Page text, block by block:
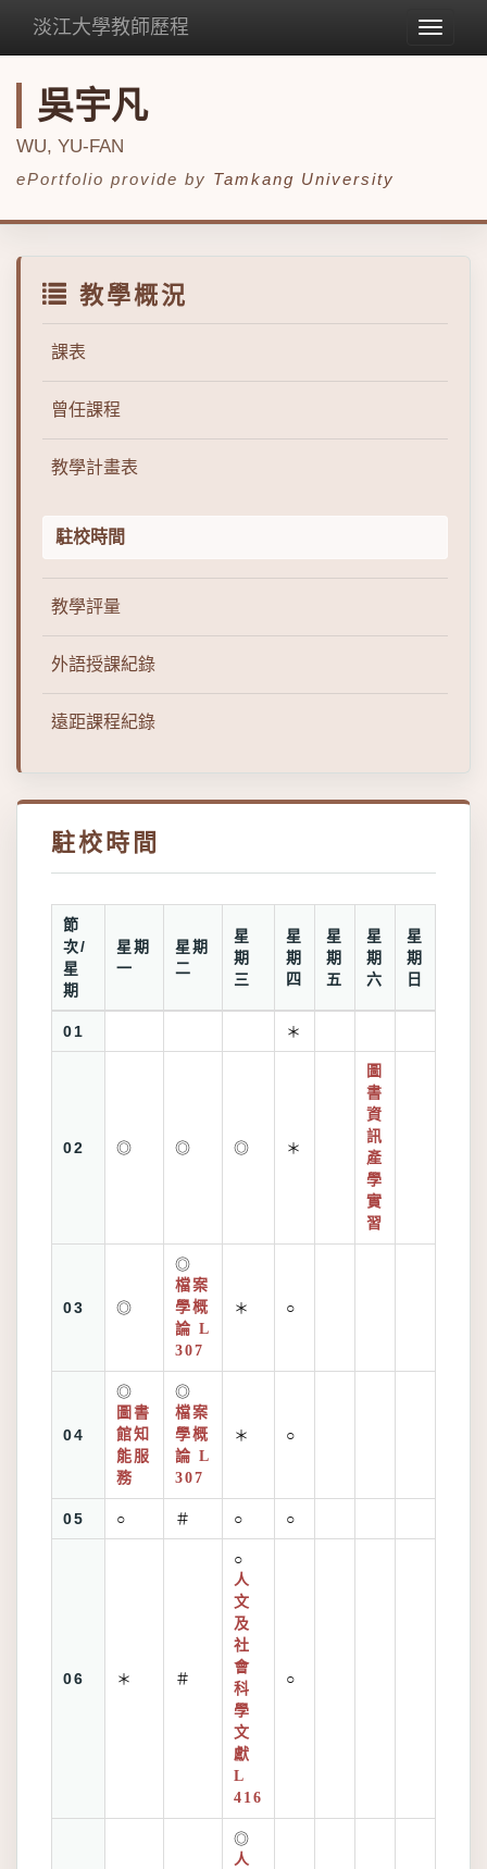
Toggle
淡江大學教師歷程
吳宇凡
WU, YU-FAN
ePortfolio provide by Tamkang University
教學概況
課表
曾任課程
教學計畫表
駐校時間
教學評量
外語授課紀錄
遠距課程紀錄
駐校時間
節
次/
星
期
星期
一
星期
二
星
期
三
星
期
四
星
期
五
星
期
六
星
期
日
01 ＊
02 ◎ ◎ ◎ ＊
圖
書
資
訊
產
學
實
習
03 ◎
◎
檔案
學概
論 L
307
＊ ○
04
◎
圖書
館知
能服
務
◎
檔案
學概
論 L
307
＊ ○
05 ○ ＃ ○ ○
06 ＊ ＃
○
人
文
及
社
會
科
學
文
獻
L
416
○
◎
人